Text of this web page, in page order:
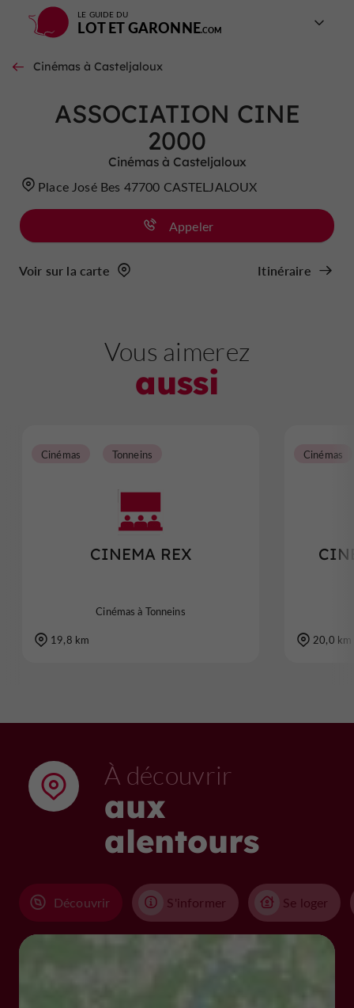
LE GUIDE DU
LOT ET GARONNE
Cinémas à Casteljaloux
ASSOCIATION CINE
2000
Cinémas à Casteljaloux
Place José Bes 47700 CASTELJALOUX
Appeler
Voir sur la carte Itinéraire
Vous aimerez
aussi
CINEMA REX
Cinémas Tonneins
Cinémas à Tonneins
19,8 km
Cinémas
20,0 km
À découvrir
aux
alentours
Découvrir S'informer Se loger